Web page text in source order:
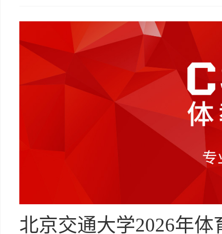
北京交通大学2026年体